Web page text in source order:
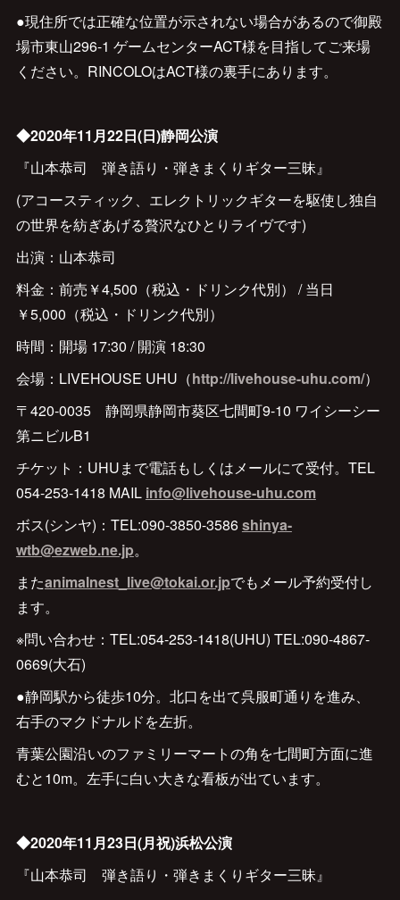
●現住所では正確な位置が示されない場合があるので御殿
場市東山296-1 ゲームセンターACT様を目指してご来場
ください。RINCOLOはACT様の裏手にあります。
◆2020年11月22日(日)静岡公演
『山本恭司 弾き語り・弾きまくりギター三昧』
(アコースティック、エレクトリックギターを駆使し独自
の世界を紡ぎあげる贅沢なひとりライヴです)
出演：山本恭司
料金：前売￥4,500（税込・ドリンク代別） / 当日
￥5,000（税込・ドリンク代別）
時間：開場 17:30 / 開演 18:30
会場：LIVEHOUSE UHU（http://livehouse-uhu.com/）
〒420-0035 静岡県静岡市葵区七間町9-10 ワイシーシー
第ニビルB1
チケット：UHUまで電話もしくはメールにて受付。TEL
054-253-1418 MAIL info@livehouse-uhu.com
ボス(シンヤ)：TEL:090-3850-3586shinya-
wtb@ezweb.ne.jp。
またanimalnest_live@tokai.or.jpでもメール予約受付し
ます。
※問い合わせ：TEL:054-253-1418(UHU) TEL:090-4867-
0669(大石)
●静岡駅から徒歩10分。北口を出て呉服町通りを進み、
右手のマクドナルドを左折。
青葉公園沿いのファミリーマートの角を七間町方面に進
むと10m。左手に白い大きな看板が出ています。
◆2020年11月23日(月祝)浜松公演
『山本恭司 弾き語り・弾きまくりギター三昧』